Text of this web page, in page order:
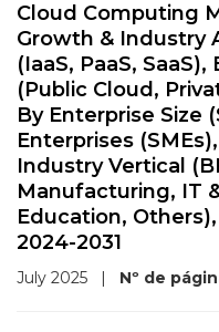
Cloud Computing
Growth & Industry
(IaaS, PaaS,
(Public Cloud,
By Enterprise Size
Enterprises
Industry Vertical
Manufacturing, IT
Education,
2024-2031
July 2025 | Nº de